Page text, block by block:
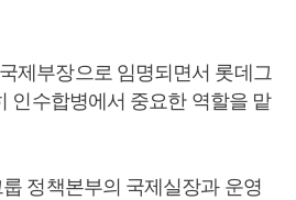
제부장으로 임명되면서 롯데그
인수합병에서 중요한 역할을 맡
정책본부의 국제실장과 운영